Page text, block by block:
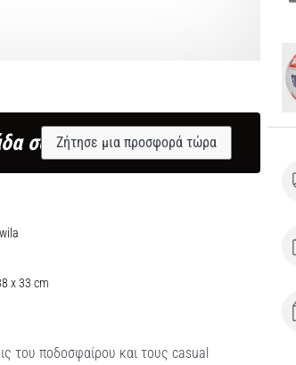
σου;Ζήτησε μια προσφορά τώρα
x 33 cm
του ποδοσφαίρου και τους casual